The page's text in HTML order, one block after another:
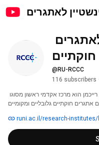
לאתגרים
חוקתיים
@RU-RCCC
116 subscribers
runi.ac.il/research-